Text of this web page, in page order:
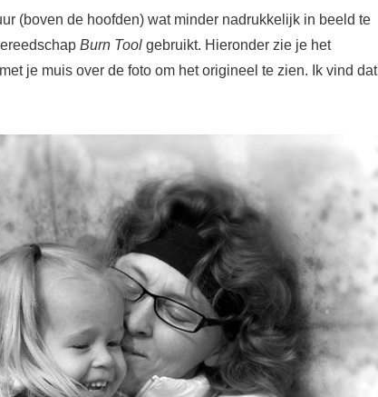
(boven de hoofden) wat minder nadrukkelijk in beeld te
Burn Tool gebruikt. Hieronder zie je het
je muis over de foto om het origineel te zien. Ik vind dat